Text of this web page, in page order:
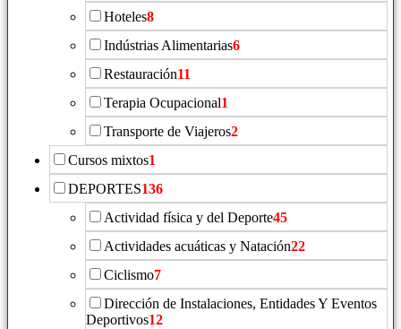
Hoteles8
Indústrias Alimentarias6
Restauración11
Terapia Ocupacional1
Transporte de Viajeros2
Cursos mixtos1
DEPORTES136
Actividad física y del Deporte45
Actividades acuáticas y Natación22
Ciclismo7
Dirección de Instalaciones, Entidades Y Eventos
Deportivos12